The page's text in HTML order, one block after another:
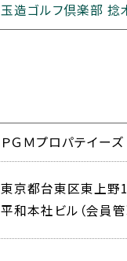
玉造ゴルフ倶楽部 捻
ＰＧＭプロパテイー
東京都台東区東上野
平和本社ビル（会員管